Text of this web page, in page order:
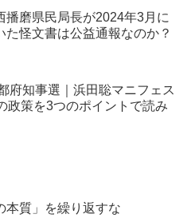
播磨県民局長が2024年3月に
た怪文書は公益通報なのか？
府知事選｜浜田聡マニフェス
政策を3つのポイントで読み
本質」を繰り返すな